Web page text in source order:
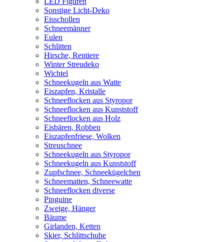
Sonstige Licht-Deko
Eisschollen
Schneemänner
Eulen
Schlitten
Hirsche, Rentiere
Winter Streudeko
Wichtel
Schneekugeln aus Watte
Eiszapfen, Kristalle
Schneeflocken aus Styropor
Schneeflocken aus Kunststoff
Schneeflocken aus Holz
Eisbären, Robben
Eiszapfenfriese, Wolken
Streuschnee
Schneekugeln aus Styropor
Schneekugeln aus Kunststoff
Zupfschnee, Schneekügelchen
Schneematten, Schneewatte
Schneeflocken diverse
Pinguine
Zweige, Hänger
Bäume
Girlanden, Ketten
Skier, Schlittschuhe